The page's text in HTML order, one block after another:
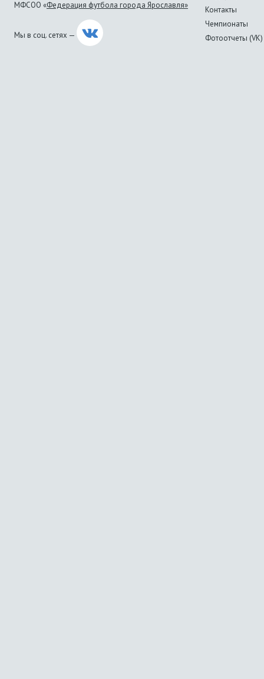
МФСОО «Федерация футбола города Ярославля»
Мы в соц. сетях —
Контакты
Чемпионаты
Фотоотчеты (VK)